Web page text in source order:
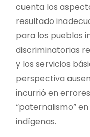
cuenta los
resultado
para los pueblos
discriminatorias
y los servicios
perspectiva
incurrió en
“paternalismo”
indígenas.